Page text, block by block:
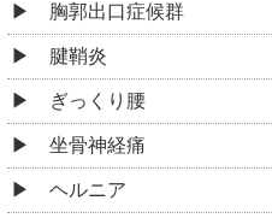
ヘルニア
側弯症
脊柱管狭窄症
腰椎分離症
股関節痛・変形性股関節症